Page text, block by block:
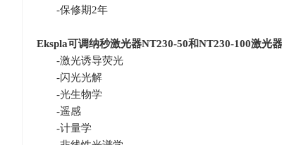
-保修期2年
Ekspla可调纳秒激光器NT230-50和NT230-100激光
-激光诱导荧光
-闪光光解
-光生物学
-遥感
-计量学